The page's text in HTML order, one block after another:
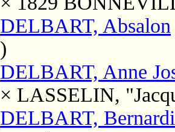
DELBART, Absalon
)
DELBART, Anne
× LASSELIN,
DELBART,